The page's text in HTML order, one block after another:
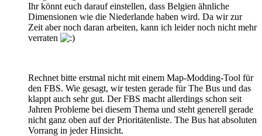
Ihr könnt euch darauf einstellen, dass Belgien ähnliche
Dimensionen wie die Niederlande haben wird. Da wir zur
Zeit aber noch daran arbeiten, kann ich leider noch nicht mehr
verraten
Rechnet bitte erstmal nicht mit einem Map-Modding-Tool für
den FBS. Wie gesagt, wir testen gerade für The Bus und das
klappt auch sehr gut. Der FBS macht allerdings schon seit
Jahren Probleme bei diesem Thema und steht generell gerade
nicht ganz oben auf der Prioritätenliste. The Bus hat absoluten
Vorrang in jeder Hinsicht.